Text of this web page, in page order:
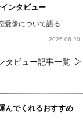
んでくれるおすすめ
ンタビュー
愛像について語る
2026.06.20
タビュー記事一覧